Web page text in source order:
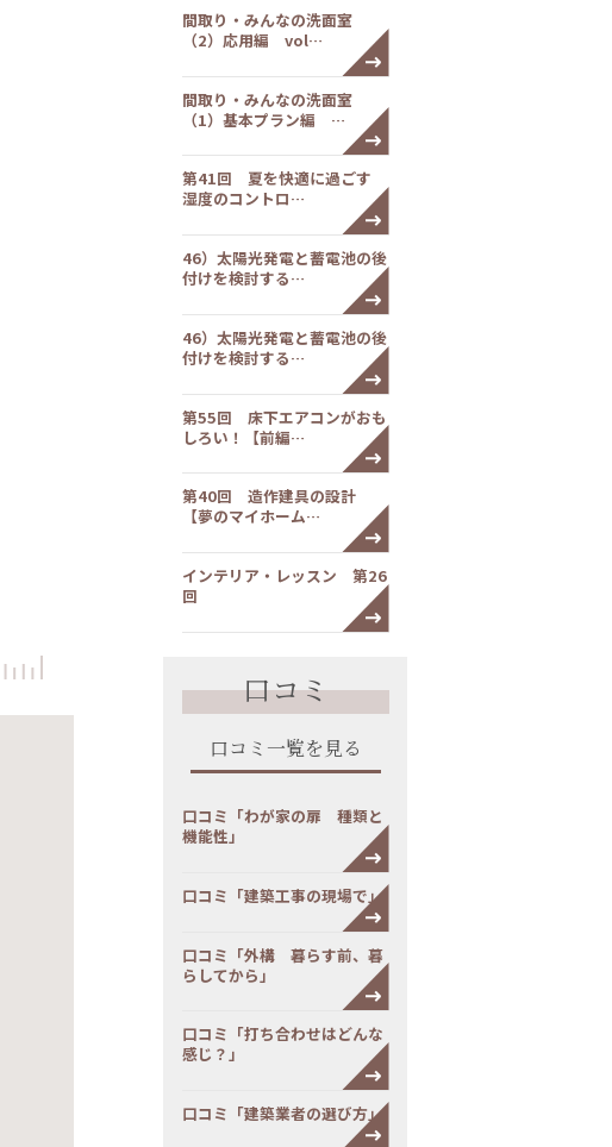
間取り・みんなの洗面室
（2）応用編 vol…
間取り・みんなの洗面室
（1）基本プラン編 …
第41回 夏を快適に過ごす
湿度のコントロ…
46）太陽光発電と蓄電池の後
付けを検討する…
46）太陽光発電と蓄電池の後
付けを検討する…
第55回 床下エアコンがおも
しろい！【前編…
第40回 造作建具の設計
【夢のマイホーム…
インテリア・レッスン 第26
回
口コミ
口コミ一覧を見る
口コミ「わが家の扉 種類と
機能性」
口コミ「建築工事の現場で」
口コミ「外構 暮らす前、暮
らしてから」
口コミ「打ち合わせはどんな
感じ？」
口コミ「建築業者の選び方」